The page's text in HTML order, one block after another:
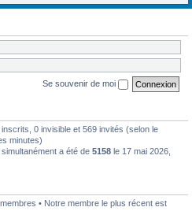
Se souvenir de moi
0 invisible et 569 invités (selon le
minutes)
a été de 5158 le 17 mai 2026,
membres • Notre membre le plus récent est